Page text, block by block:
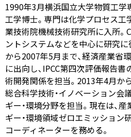
1990年3月横浜国立大学物質工学
工学博士。専門は化学プロセス工
業技術院機械技術研究所に入所。
ントシステムなどを中心に研究に
から2007年5月まで、経済産業省
に出向し、IPCC第四次評価報告
術開発関係を担当。2013年4月か
総合科学技術・イノベーション会
ギー・環境分野を担当。現在は、
ギー・環境領域ゼロエミッション
コーディネーターを務める。